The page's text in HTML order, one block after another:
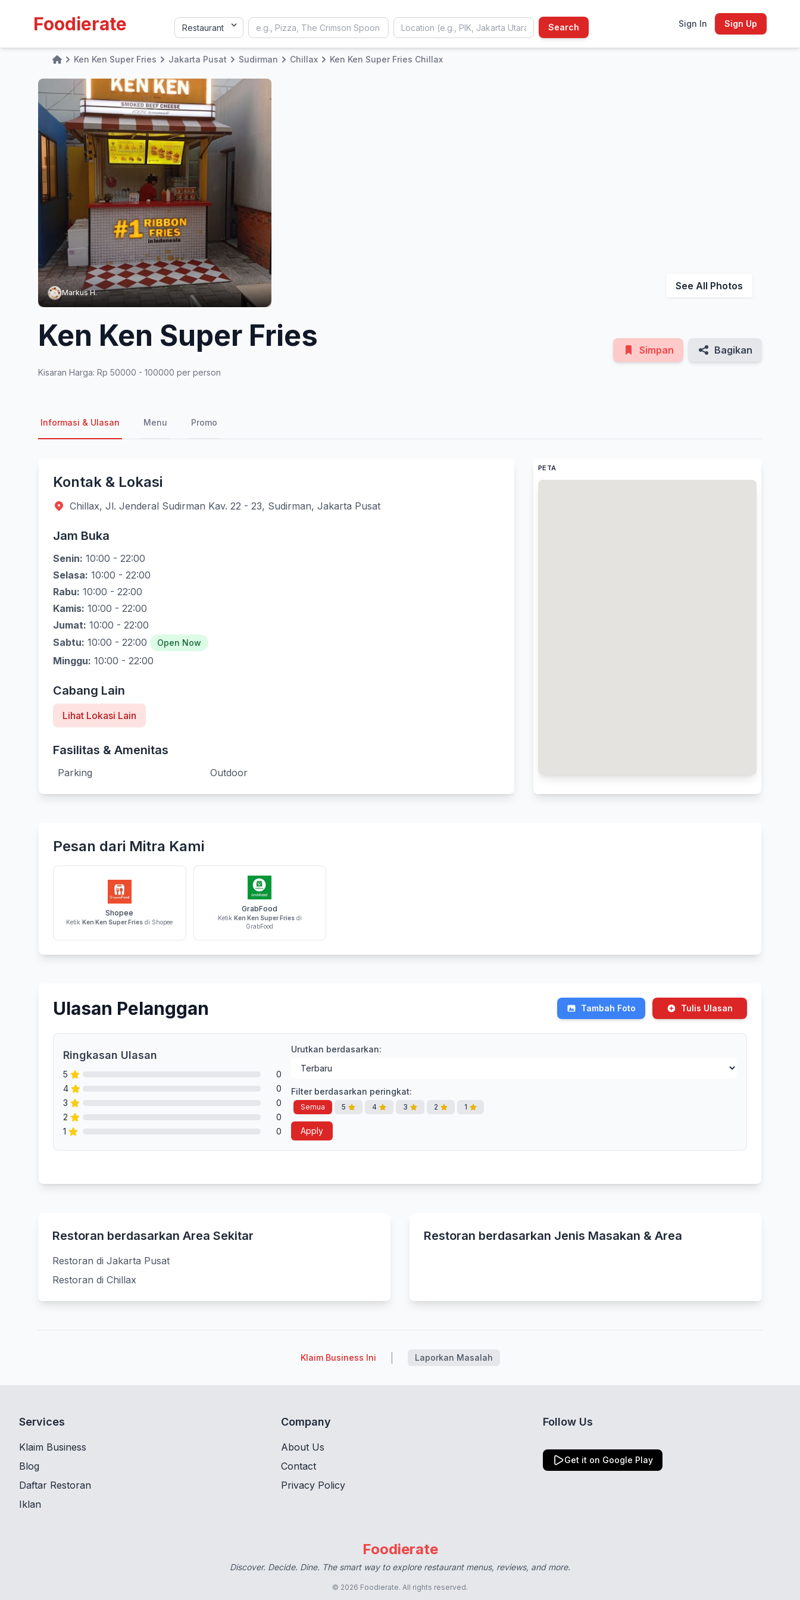
Foodierate Search Sign In Sign Up
HomeKen Ken Super Fries Jakarta Pusat Sudirman Chillax Ken Ken Super Fries Chillax
Markus H.
See All Photos
Ken Ken Super Fries
Kisaran Harga: Rp 50000 - 100000 per person
Simpan Bagikan
Informasi & Ulasan Menu Promo
Kontak & Lokasi
Chillax, Jl. Jenderal Sudirman Kav. 22 - 23, Sudirman, Jakarta Pusat
Jam Buka
Senin: 10:00 - 22:00
Selasa: 10:00 - 22:00
Rabu: 10:00 - 22:00
Kamis: 10:00 - 22:00
Jumat: 10:00 - 22:00
Sabtu: 10:00 - 22:00 Open Now
Minggu: 10:00 - 22:00
Cabang Lain
Lihat Lokasi Lain
Fasilitas & Amenitas
Parking Outdoor
PETA
Pesan dari Mitra Kami
Shopee
KetikKen Ken Super Fries di Shopee
GrabFood
Ketik Ken Ken Super Friesdi
GrabFood
Ulasan Pelanggan Tambah Foto Tulis Ulasan
Ringkasan Ulasan
5
0
4
0
3
0
2
0
1
0
Urutkan berdasarkan:
Filter berdasarkan peringkat:
Semua 5 4 3 2 1
Apply
Restoran berdasarkan Area Sekitar
Restoran di Jakarta Pusat
Restoran di Chillax
Restoran berdasarkan Jenis Masakan & Area
Klaim Business Ini Laporkan Masalah
Services
Klaim Business
Blog
Daftar Restoran
Iklan
Company
About Us
Contact
Privacy Policy
Follow Us
Get it on Google Play
Foodierate
Discover. Decide. Dine. The smart way to explore restaurant menus, reviews, and more.
© 2026 Foodierate. All rights reserved.